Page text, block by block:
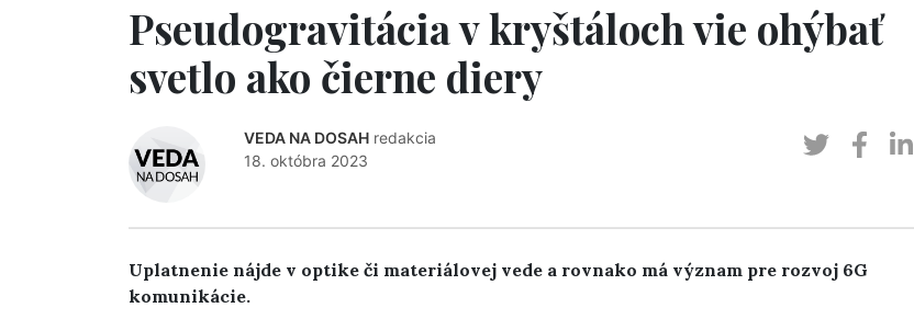
Pseudogravitácia v kryštáloch vie ohýbať
svetlo ako čierne diery
VEDA NA DOSAH redakcia
18. októbra 2023
Uplatnenie nájde v optike či materiálovej vede a rovnako má význam pre rozvoj 6G
komunikácie.